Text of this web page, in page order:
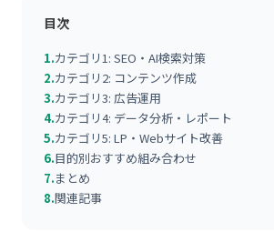
目次
1.カテゴリ1: SEO・AI検索対策
2.カテゴリ2: コンテンツ作成
3.カテゴリ3: 広告運用
4.カテゴリ4: データ分析・レポート
5.カテゴリ5: LP・Webサイト改善
6.目的別おすすめ組み合わせ
7.まとめ
8.関連記事